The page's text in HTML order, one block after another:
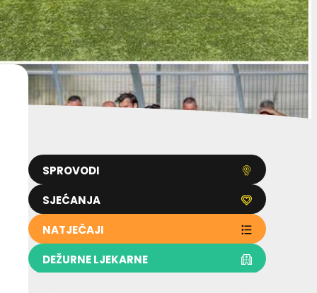
SPROVODI
SJEĆANJA
NATJEČAJI
DEŽURNE LJEKARNE